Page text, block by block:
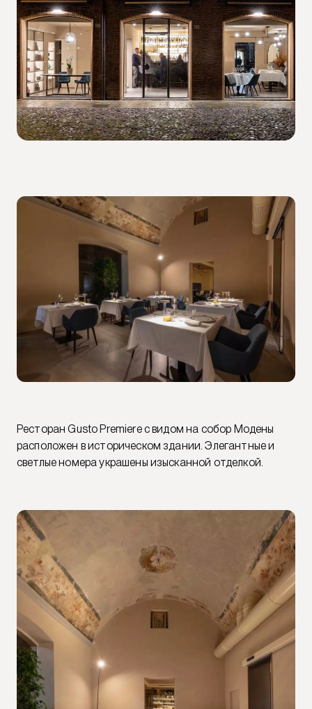
Ресторан Gusto Premiere с видом на собор Модены
расположен в историческом здании. Элегантные и
светлые номера украшены изысканной отделкой.